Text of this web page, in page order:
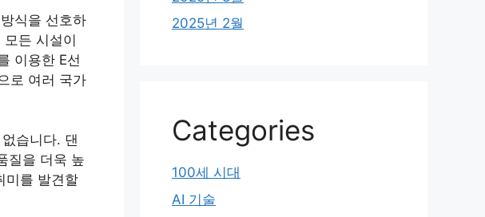
식을 선호하
든 시설이
이용한 E선
로 여러 국가
습니다. 댄
질을 더욱 높
미를 발견할
2025년 2월
Categories
100세 시대
AI 기술